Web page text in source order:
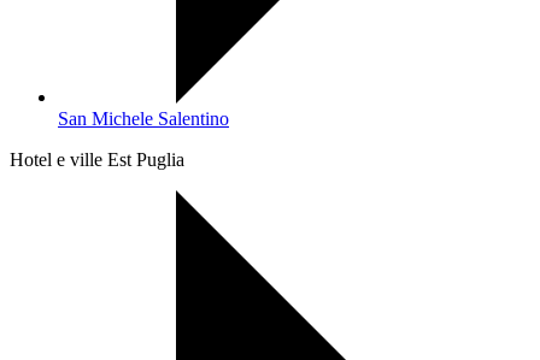
San Michele Salentino
Hotel e ville Est Puglia